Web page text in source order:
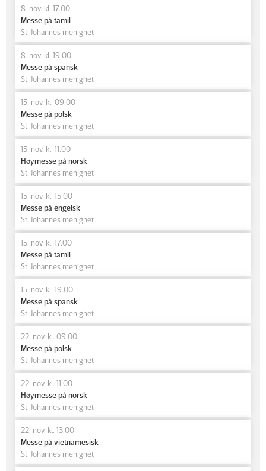
8. nov. kl. 17.00
Messe på tamil
St. Johannes menighet
8. nov. kl. 19.00
Messe på spansk
St. Johannes menighet
15. nov. kl. 09.00
Messe på polsk
St. Johannes menighet
15. nov. kl. 11.00
Høymesse på norsk
St. Johannes menighet
15. nov. kl. 15.00
Messe på engelsk
St. Johannes menighet
15. nov. kl. 17.00
Messe på tamil
St. Johannes menighet
15. nov. kl. 19.00
Messe på spansk
St. Johannes menighet
22. nov. kl. 09.00
Messe på polsk
St. Johannes menighet
22. nov. kl. 11.00
Høymesse på norsk
St. Johannes menighet
22. nov. kl. 13.00
Messe på vietnamesisk
St. Johannes menighet